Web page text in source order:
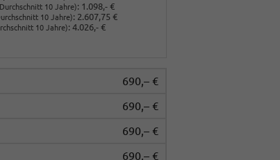
10 Jahre): 1.098,- €
10 Jahre): 2.607,75 €
10 Jahre): 4.026,- €
690,– €
690,– €
690,– €
690,– €